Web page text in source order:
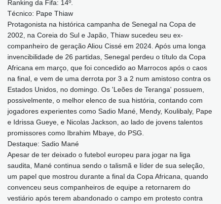
Ranking da Fifa: 14º.
Técnico: Pape Thiaw
Protagonista na histórica campanha de Senegal na Copa de
2002, na Coreia do Sul e Japão, Thiaw sucedeu seu ex-
companheiro de geração Aliou Cissé em 2024. Após uma longa
invencibilidade de 26 partidas, Senegal perdeu o título da Copa
Africana em março, que foi concedido ao Marrocos após o caos
na final, e vem de uma derrota por 3 a 2 num amistoso contra os
Estados Unidos, no domingo. Os 'Leões de Teranga' possuem,
possivelmente, o melhor elenco de sua história, contando com
jogadores experientes como Sadio Mané, Mendy, Koulibaly, Pape
e Idrissa Gueye, e Nicolas Jackson, ao lado de jovens talentos
promissores como Ibrahim Mbaye, do PSG.
Destaque: Sadio Mané
Apesar de ter deixado o futebol europeu para jogar na liga
saudita, Mané continua sendo o talismã e líder de sua seleção,
um papel que mostrou durante a final da Copa Africana, quando
convenceu seus companheiros de equipe a retornarem do
vestiário após terem abandonado o campo em protesto contra